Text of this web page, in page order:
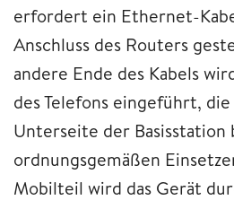
erfordert ein Ethernet-
Anschluss des Routers
andere Ende des Kabels
des Telefons eingeführt,
Unterseite der Basisstation
ordnungsgemäßen
Mobilteil wird das Gerät